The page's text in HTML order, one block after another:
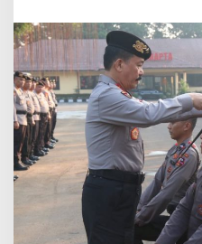
a
a
B
a
h
a
r
k
a